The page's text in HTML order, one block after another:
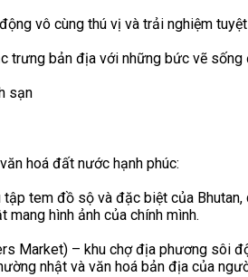
vô cùng thú vị và trải nghiệm
trưng bản địa với những bức vẽ
sạn
hoá đất nước hạnh phúc:
tem đồ sộ và đặc biệt của
hình ảnh của chính mình.
Market) – khu chợ địa phương
nhật và văn hoá bản địa của